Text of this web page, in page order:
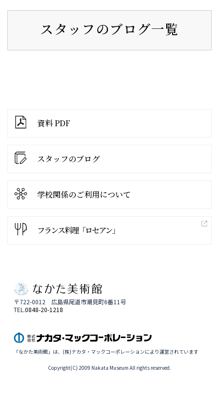
スタッフのブログ一覧
資料 PDF
スタッフのブログ
学校関係のご利用について
フランス料理「ロセアン」
〒722-0012 広島県尾道市潮見町6番11号
TEL.0848-20-1218
「なかた美術館」は、(株)ナカタ・マックコーポレーションにより運営されています
Copyright(C) 2009 Nakata Museum All rights reserved.